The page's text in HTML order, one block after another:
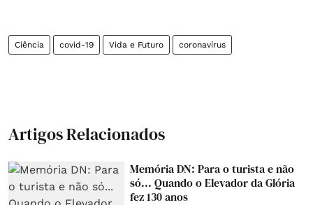
Ciência covid-19 Vida e Futuro coronavírus
Artigos Relacionados
Memória DN: Para o turista e não
só... Quando o Elevador da Glória
fez 130 anos